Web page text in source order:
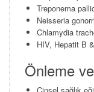
Treponema
Neisseria
Chlamydia
HIV, Hepatit B
Önleme